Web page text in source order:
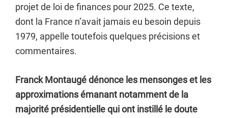
projet de loi de finances pour 2025. Ce texte,
dont la France n’avait jamais eu besoin depuis
1979, appelle toutefois quelques précisions et
commentaires.
Franck Montaugé dénonce les mensonges et les
approximations émanant notamment de la
majorité présidentielle qui ont instillé le doute